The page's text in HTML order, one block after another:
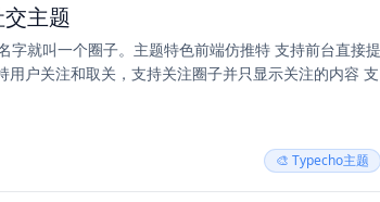
主题
个圈子。主题特色前端仿推特 支持前台直接提
🎨 Typecho主题